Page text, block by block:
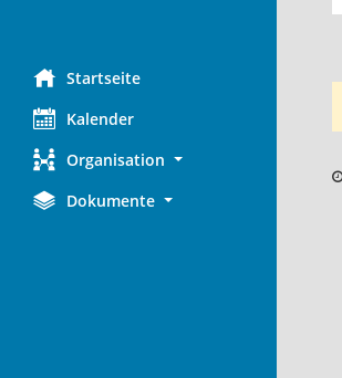
Startseite
Kalender
Organisation
Dokumente